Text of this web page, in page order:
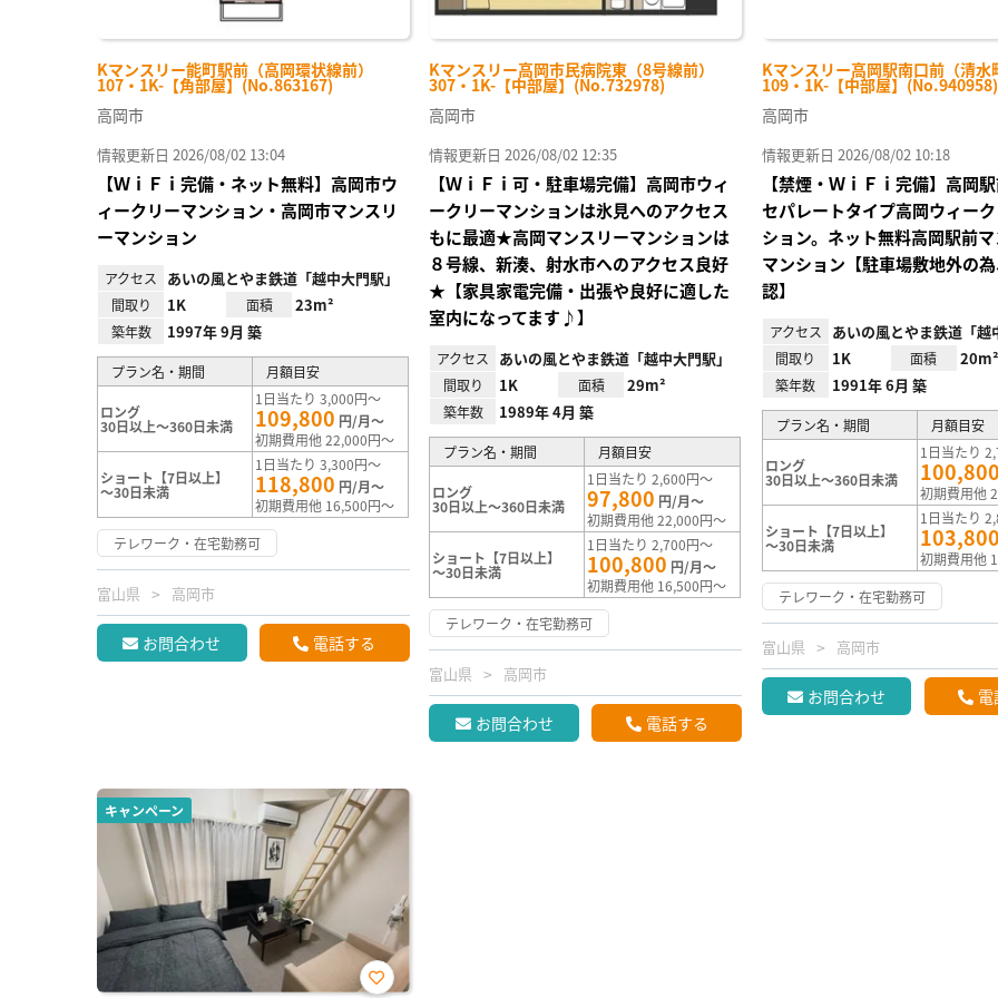
Kマンスリー能町駅前（高岡環状線前）
107・1K-【角部屋】(No.863167)
高岡市
情報更新日 2026/08/02 13:04
【ＷｉＦｉ完備・ネット無料】高岡市ウ
ィークリーマンション・高岡市マンスリ
ーマンション
アクセス あいの風とやま鉄道「越中大門駅」
間取り 1K 面積 23m²
築年数 1997年 9月 築
プラン名・期間 月額目安
ロング
30日以上～360日未満
1日当たり 3,000円～
109,800 円/月～
初期費用他 22,000円～
ショート【7日以上】
～30日未満
1日当たり 3,300円～
118,800 円/月～
初期費用他 16,500円～
テレワーク・在宅勤務可
富山県 高岡市
お問合わせ 電話する
Kマンスリー高岡市民病院東（8号線前）
307・1K-【中部屋】(No.732978)
高岡市
情報更新日 2026/08/02 12:35
【ＷｉＦｉ可・駐車場完備】高岡市ウィ
ークリーマンションは氷見へのアクセス
もに最適★高岡マンスリーマンションは
８号線、新湊、射水市へのアクセス良好
★【家具家電完備・出張や良好に適した
室内になってます♪】
アクセス あいの風とやま鉄道「越中大門駅」
間取り 1K 面積 29m²
築年数 1989年 4月 築
プラン名・期間 月額目安
ロング
30日以上～360日未満
1日当たり 2,600円～
97,800 円/月～
初期費用他 22,000円～
ショート【7日以上】
～30日未満
1日当たり 2,700円～
100,800 円/月～
初期費用他 16,500円～
テレワーク・在宅勤務可
富山県 高岡市
お問合わせ 電話する
Kマンスリー高岡駅南口前（清水
109・1K-【中部屋】(No.940958)
高岡市
情報更新日 2026/08/02 10:18
【禁煙・ＷｉＦｉ完備】高岡
セパレートタイプ高岡ウィー
ション。ネット無料高岡駅前
マンション【駐車場敷地外の
認】
アクセス あいの風とやま鉄道「越
間取り 1K 面積 20m²
築年数 1991年 6月 築
プラン名・期間 月額目安
ロング
30日以上～360日未満
1日当たり
初期費用他
ショート【7日以上】
～30日未満
1日当たり
初期費用他
テレワーク・在宅勤務可
富山県 高岡市
お問合わせ
キャンペーン